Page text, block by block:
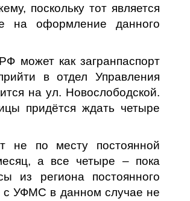
поскольку тот является
на оформление данного
может как загранпаспорт
в отдел Управления
на ул. Новослободской.
придётся ждать четыре
не по месту постоянной
а все четыре – пока
из региона постоянного
с УФМС в данном случае не